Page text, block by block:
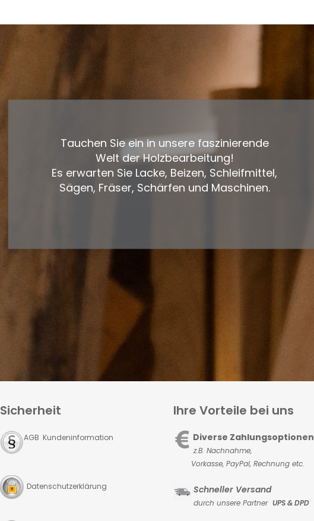
Tauchen Sie ein in unsere faszinierende
Welt der Holzbearbeitung!
Es erwarten Sie Lacke, Beizen, Schleifmittel,
Sägen, Fräser, Schärfen und Maschinen.
Sicherheit
AGB Kundeninformation
Datenschutzerklärung
Ihre Vorteile bei uns
Diverse Zahlungsoptionen
z.B. Nachnahme,
Vorkasse, PayPal, Rechnung etc.
Schneller Versand
durch unsere Partner UPS & DPD